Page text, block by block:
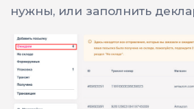
нужны, или заполнить